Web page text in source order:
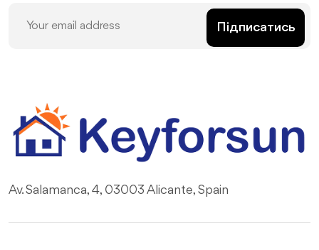
Підписатись
Av. Salamanca, 4, 03003 Alicante, Spain